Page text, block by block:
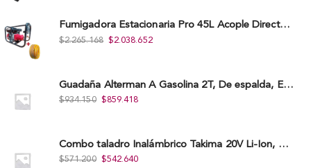
Fumigadora Estacionaria Pro 45L Acople Directo con Accesorios
$2.265.168 $2.038.652
Guadaña Alterman A Gasolina 2T, De espalda, Eje Flexible, 43Cc, Xbc43B-I
$934.150 $859.418
Combo taladro Inalámbrico Takima 20V Li-Ion, Tklcd-20. + Polichadora Takima 7″ 1.200W, Tksp-180-D.
$571.200 $542.640